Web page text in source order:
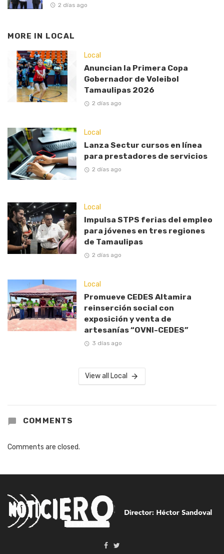
2 días ago
MORE IN LOCAL
Local
Anuncian la Primera Copa
Gobernador de Voleibol
Tamaulipas 2026
2 días ago
Local
Lanza Sectur cursos en línea
para prestadores de servicios
2 días ago
Local
Impulsa STPS ferias del empleo
para jóvenes en tres regiones
de Tamaulipas
2 días ago
Local
Promueve CEDES Altamira
reinserción social con
exposición y venta de
artesanías “OVNI-CEDES”
3 días ago
View all Local
COMMENTS
Comments are closed.